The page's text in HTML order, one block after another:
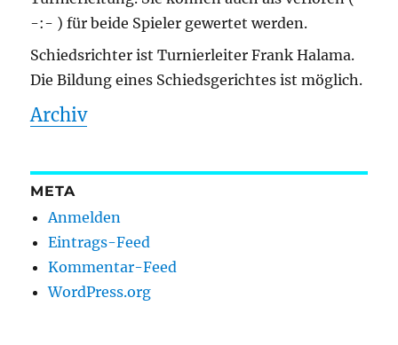
-:- ) für beide Spieler gewertet werden.
Schiedsrichter ist Turnierleiter Frank Halama.
Die Bildung eines Schiedsgerichtes ist möglich.
Archiv
META
Anmelden
Eintrags-Feed
Kommentar-Feed
WordPress.org